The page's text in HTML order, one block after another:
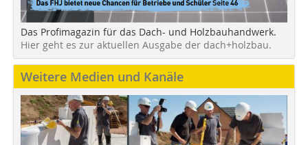
Das Profimagazin für das Dach- und Holzbauhandwerk.
Hier geht es zur aktuellen Ausgabe der dach+holzbau.
Weitere Medien und Kanäle